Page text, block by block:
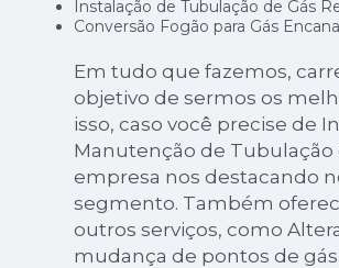
Instalação de Tubulação de Gás
Conversão Fogão para Gás
Em tudo que fazemos,
objetivo de sermos os
isso, caso você precise de
Manutenção de Tubulação
empresa nos destacando
segmento. Também
outros serviços, como
mudança de pontos de